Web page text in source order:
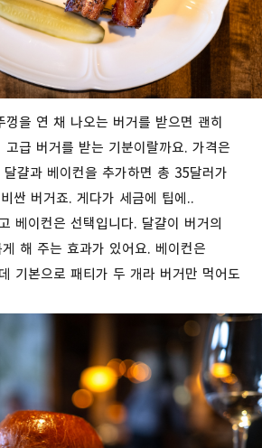
껑을 연 채 나오는 버거를 받으면 괜히
고급 버거를 받는 기분이랄까요. 가격은
걀과 베이컨을 추가하면 총 35달러가
싼 버거죠. 게다가 세금에 팁에..
베이컨은 선택입니다. 달걀이 버거의
해 주는 효과가 있어요. 베이컨은
기본으로 패티가 두 개라 버거만 먹어도